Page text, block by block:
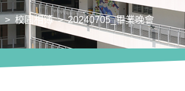
校園相簿 20240705_畢業晚會